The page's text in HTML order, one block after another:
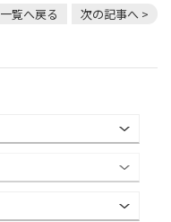
一覧へ戻る 次の記事へ >